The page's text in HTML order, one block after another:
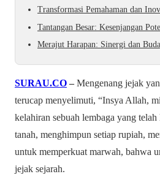
Transformasi Pemahaman dan
Tantangan Besar: Kesenjangan
Merajut Harapan: Sinergi dan
SURAU.CO – Mengenang jejak
terucap menyelimuti, “Insya Allah,
kelahiran sebuah lembaga yang
tanah, menghimpun setiap rupiah,
untuk memperkuat marwah, bahwa
jejak sejarah.